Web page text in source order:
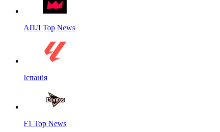
АПЛ Top News
Іспанія
F1 Top News